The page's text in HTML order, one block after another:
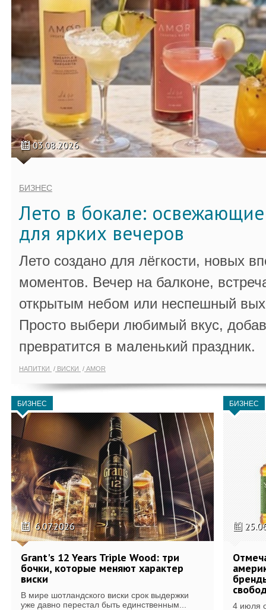
03.08.2026
БИЗНЕС
Лето в бокале:
для ярких вечеров
Лето создано для лёгкости, новых
моментов. Вечер на балконе,
открытым небом или неспешный
Просто выбери любимый вкус,
превратится в маленький праздник.
НАПИТКИ ВИСКИ AMOR
БИЗНЕС
6.07.2026
Grant's 12 Years Triple Wood: три
бочки, которые меняют характер
виски
В мире шотландского виски срок выдержки
уже давно перестал быть единственным...
БИЗНЕС
4 июля